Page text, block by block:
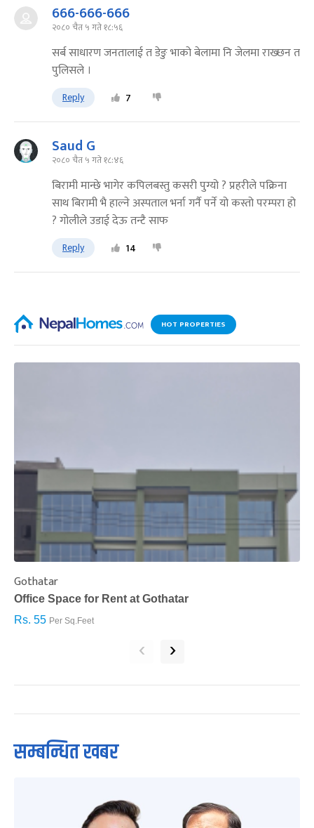
666-666-666
२०८० चैत ५ गते १८:५६
सर्ब साधारण जनतालाई त डेङु भाको बेलामा नि जेलमा राख्छन त
पुलिसले ।
Reply 7
Saud G
२०८० चैत ५ गते १८:४६
बिरामी मान्छे भागेर कपिलबस्तु कसरी पुग्यो ? प्रहरीले पक्रिना
साथ बिरामी भै हाल्ने अस्पताल भर्ना गर्नै पर्ने यो कस्तो परम्परा हो
? गोलीले उडाई देऊ तन्टै साफ
Reply 14
HOT PROPERTIES
Gothatar
Office Space for Rent at Gothatar
Rs. 55 Per Sq.Feet
‹ ›
सम्बन्धित खबर